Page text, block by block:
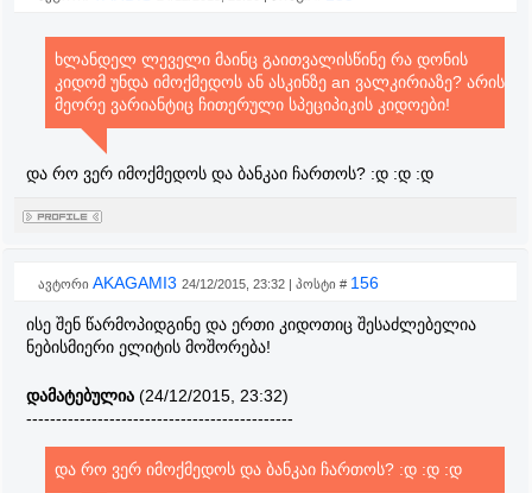
ხლანდელ ლეველი მაინც გაითვალისწინე რა დონის
კიდომ უნდა იმოქმედოს ან ასკინზე an ვალკირიაზე? არის
მეორე ვარიანტიც ჩითერული სპეციპიკის კიდოები!
და რო ვერ იმოქმედოს და ბანკაი ჩართოს? :დ :დ :დ
ავტორი AKAGAMI3 24/12/2015, 23:32 | პოსტი # 156
ისე შენ წარმოპიდგინე და ერთი კიდოთიც შესაძლებელია
ნებისმიერი ელიტის მოშორება!
დამატებულია (24/12/2015, 23:32)
---------------------------------------------
და რო ვერ იმოქმედოს და ბანკაი ჩართოს? :დ :დ :დ